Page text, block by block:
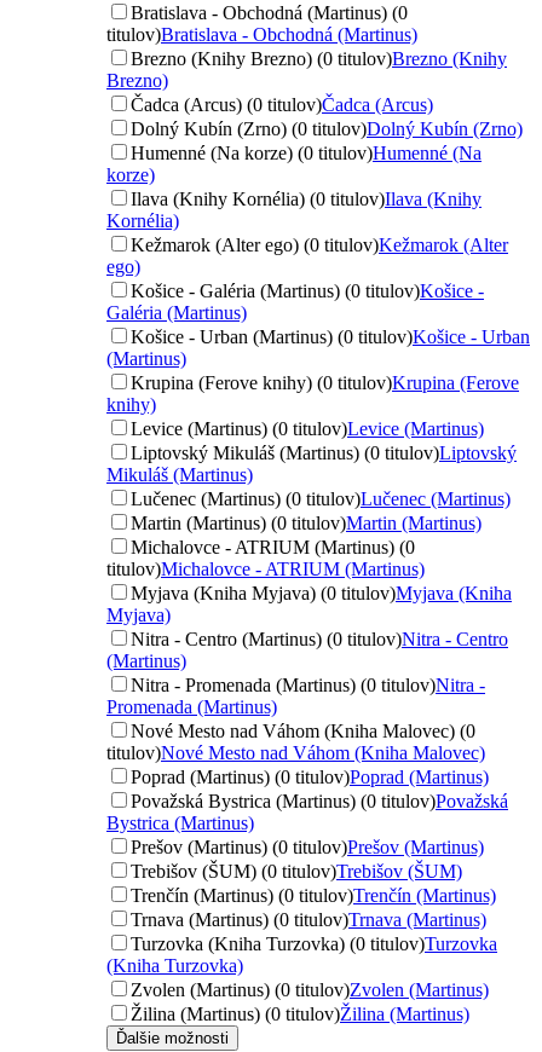
Bratislava - Obchodná (Martinus) (0
titulov)Bratislava - Obchodná (Martinus)
Brezno (Knihy Brezno) (0 titulov)Brezno (Knihy
Brezno)
Čadca (Arcus) (0 titulov)Čadca (Arcus)
Dolný Kubín (Zrno) (0 titulov)Dolný Kubín (Zrno)
Humenné (Na korze) (0 titulov)Humenné (Na
korze)
Ilava (Knihy Kornélia) (0 titulov)Ilava (Knihy
Kornélia)
Kežmarok (Alter ego) (0 titulov)Kežmarok (Alter
ego)
Košice - Galéria (Martinus) (0 titulov)Košice -
Galéria (Martinus)
Košice - Urban (Martinus) (0 titulov)Košice - Urban
(Martinus)
Krupina (Ferove knihy) (0 titulov)Krupina (Ferove
knihy)
Levice (Martinus) (0 titulov)Levice (Martinus)
Liptovský Mikuláš (Martinus) (0 titulov)Liptovský
Mikuláš (Martinus)
Lučenec (Martinus) (0 titulov)Lučenec (Martinus)
Martin (Martinus) (0 titulov)Martin (Martinus)
Michalovce - ATRIUM (Martinus) (0
titulov)Michalovce - ATRIUM (Martinus)
Myjava (Kniha Myjava) (0 titulov)Myjava (Kniha
Myjava)
Nitra - Centro (Martinus) (0 titulov)Nitra - Centro
(Martinus)
Nitra - Promenada (Martinus) (0 titulov)Nitra -
Promenada (Martinus)
Nové Mesto nad Váhom (Kniha Malovec) (0
titulov)Nové Mesto nad Váhom (Kniha Malovec)
Poprad (Martinus) (0 titulov)Poprad (Martinus)
Považská Bystrica (Martinus) (0 titulov)Považská
Bystrica (Martinus)
Prešov (Martinus) (0 titulov)Prešov (Martinus)
Trebišov (ŠUM) (0 titulov)Trebišov (ŠUM)
Trenčín (Martinus) (0 titulov)Trenčín (Martinus)
Trnava (Martinus) (0 titulov)Trnava (Martinus)
Turzovka (Kniha Turzovka) (0 titulov)Turzovka
(Kniha Turzovka)
Zvolen (Martinus) (0 titulov)Zvolen (Martinus)
Žilina (Martinus) (0 titulov)Žilina (Martinus)
Ďalšie možnosti